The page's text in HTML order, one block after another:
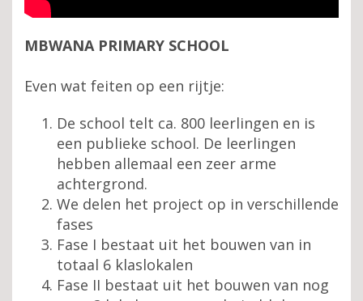
MBWANA PRIMARY SCHOOL
Even wat feiten op een rijtje:
De school telt ca. 800 leerlingen en is
een publieke school. De leerlingen
hebben allemaal een zeer arme
achtergrond.
We delen het project op in verschillende
fases
Fase I bestaat uit het bouwen van in
totaal 6 klaslokalen
Fase II bestaat uit het bouwen van nog